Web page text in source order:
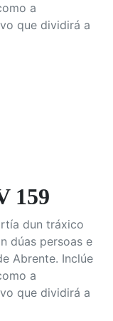
a
que dividirá a
159
dun tráxico
dúas persoas e
Abrente. Inclúe
a
que dividirá a